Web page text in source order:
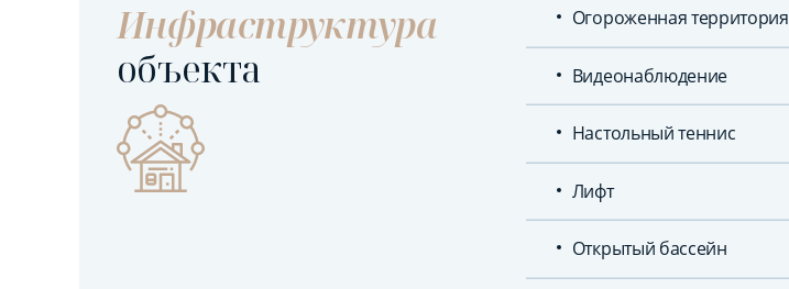
Инфраструктура
объекта
Огороженная территория
Видеонаблюдение
Настольный теннис
Лифт
Открытый бассейн